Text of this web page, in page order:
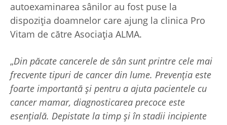
autoexaminarea sânilor au fost puse la
dispoziția doamnelor care ajung la clinica Pro
Vitam de către Asociația ALMA.
„Din păcate cancerele de sân sunt printre cele mai
frecvente tipuri de cancer din lume. Prevenția este
foarte importantă și pentru a ajuta pacientele cu
cancer mamar, diagnosticarea precoce este
esențială. Depistate la timp și în stadii incipiente